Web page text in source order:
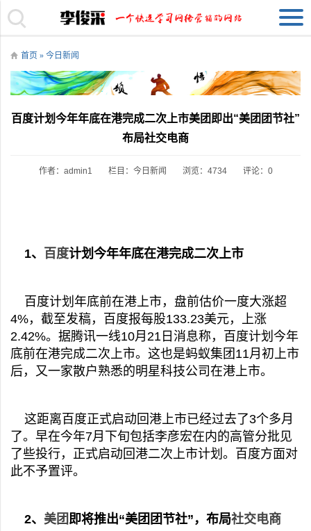
首页 » 今日新闻
百度计划今年年底在港完成二次上市美团即出“美团团节社”
布局社交电商
作者：admin1 栏目： 今日新闻 浏览：4734 评论：0
1、 百度计划今年年底在港完成二次上市
百度计划年底前在港上市，盘前估价一度大涨超
4%，截至发稿，百度报每股133.23美元，上涨
2.42%。据腾讯一线10月21日消息称，百度计划今年
底前在港完成二次上市。这也是蚂蚁集团11月初上市
后，又一家散户熟悉的明星科技公司在港上市。
这距离百度正式启动回港上市已经过去了3个多月
了。早在今年7月下旬包括李彦宏在内的高管分批见
了些投行，正式启动回港二次上市计划。百度方面对
此不予置评。
2、 美团 即将推出“美团团节社”，布局社交电商